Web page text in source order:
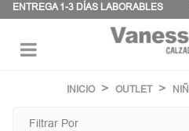
ENTREGA 1-3 DÍAS LABORABLES
palancaINICIO OUTLET
Filtrar Por
Panel de gestión de cookies